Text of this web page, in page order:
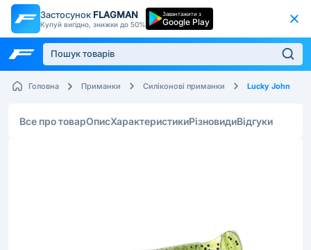
Застосунок FLAGMAN
Купуй вигідно, знижки до 50%
Завантажити з
Google Play
Головна Приманки Силіконові приманки Lucky John
Все про товарОписХарактеристикиРізновидиВідгуки